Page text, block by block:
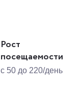
Рост
посещаемости
с 50 до 220/день